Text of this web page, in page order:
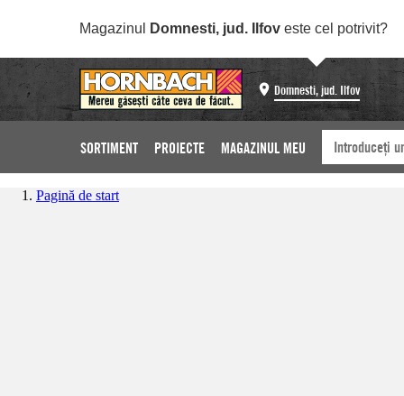
Magazinul Domnesti, jud. Ilfov este cel potrivit?
Domnesti, jud. Ilfov
SORTIMENT PROIECTE MAGAZINUL MEU
Pagină de start